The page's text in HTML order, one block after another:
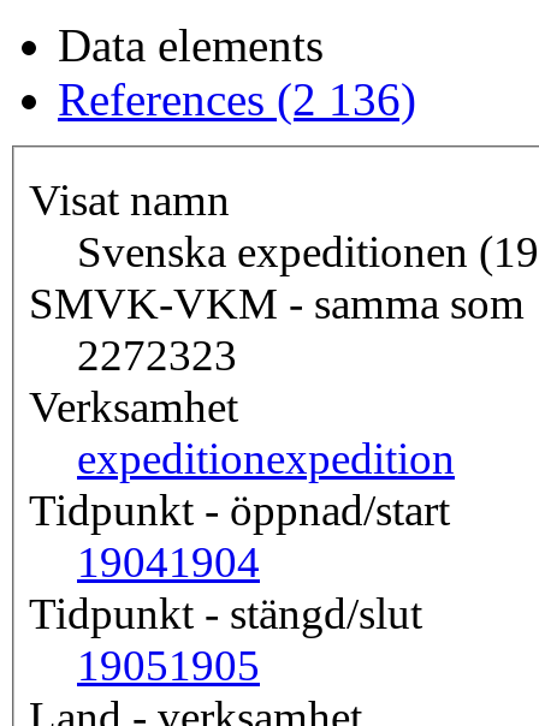
Data elements
References (2 136)
Visat namn
Svenska expeditionen
SMVK-VKM - samma som
2272323
Verksamhet
expeditionexpedition
Tidpunkt - öppnad/start
19041904
Tidpunkt - stängd/slut
19051905